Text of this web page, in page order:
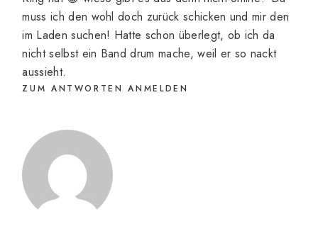
muss ich den wohl doch zurück schicken und mir den
im Laden suchen! Hatte schon überlegt, ob ich da
nicht selbst ein Band drum mache, weil er so nackt
aussieht.
ZUM ANTWORTEN ANMELDEN